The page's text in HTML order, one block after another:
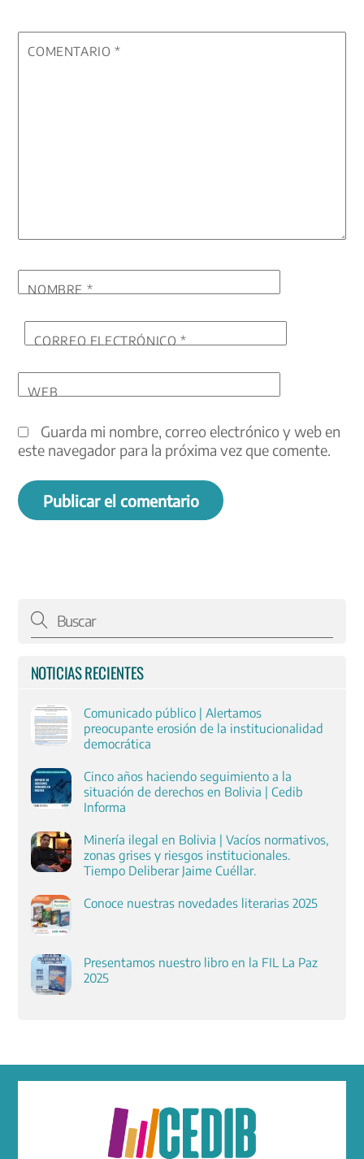
COMENTARIO*
NOMBRE *
CORREO ELECTRÓNICO*
WEB
Guarda mi nombre, correo electrónico y web en
este navegador para la próxima vez que comente.
NOTICIAS RECIENTES
Comunicado público | Alertamos
preocupante erosión de la institucionalidad
democrática
Cinco años haciendo seguimiento a la
situación de derechos en Bolivia | Cedib
Informa
Minería ilegal en Bolivia | Vacíos normativos,
zonas grises y riesgos institucionales.
Tiempo Deliberar Jaime Cuéllar.
Conoce nuestras novedades literarias 2025
Presentamos nuestro libro en la FIL La Paz
2025